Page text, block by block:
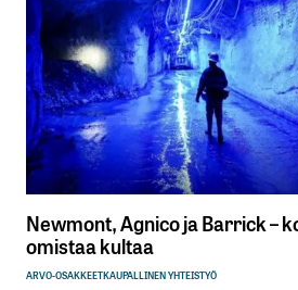
Newmont, Agnico ja Barrick –
omistaa kultaa
ARVO-OSAKKEETKAUPALLINEN YHTEISTYÖ